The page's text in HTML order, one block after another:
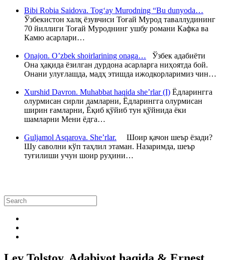
Bibi Robia Saidova. Tog‘ay Murodning “Bu dunyoda…
Ўзбекистон халқ ёзувчиси Тоғай Мурод таваллудининг
70 йиллиги Тоғай Муроднинг ушбу романи Кафка ва
Камю асарлари…
Onajon. O’zbek shoirlarining onaga… Ўзбек адабиёти
Она ҳақида ёзилган дурдона асарларга ниҳоятда бой.
Онани улуғлашда, мадҳ этишда ижодкорларимиз чин…
Xurshid Davron. Muhabbat haqida she’rlar (I) Ёдларингга
олурмисан сирли дамларни, Ёдларингга олурмисан
ширин ғамларни, Ёқиб қўйиб тун қўйнида ёки
шамларни Мени ёдга…
Guljamol Asqarova. She’rlar. Шоир қачон шеър ёзади?
Шу саволни кўп таҳлил этаман. Назаримда, шеър
туғилиши учун шоир руҳини…